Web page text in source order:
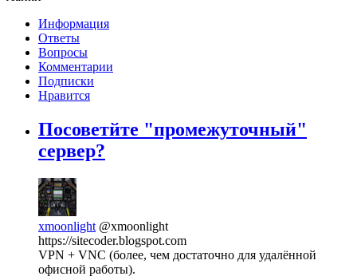
Информация
Ответы
Вопросы
Комментарии
Подписки
Нравится
Посоветйте "промежуточный"
сервер?
xmoonlight @xmoonlight
https://sitecoder.blogspot.com
VPN + VNC (более, чем достаточно для удалённой
офисной работы).